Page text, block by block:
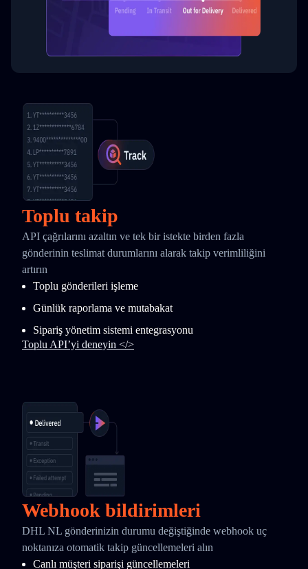
Toplu takip
API çağrılarını azaltın ve tek bir istekte birden fazla
gönderinin teslimat durumlarını alarak takip verimliliğini
artırın
Toplu gönderileri işleme
Günlük raporlama ve mutabakat
Sipariş yönetim sistemi entegrasyonu
Toplu API’yi deneyin </>
Webhook bildirimleri
DHL NL gönderinizin durumu değiştiğinde webhook uç
noktanıza otomatik takip güncellemeleri alın
Canlı müşteri siparişi güncellemeleri